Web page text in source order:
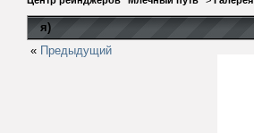
я)
« Предыдущий